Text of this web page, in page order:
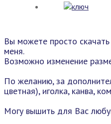
Вы можете просто
меня.
Возможно изменение
По желанию, за
цветная), иголка, канва,
Могу вышить для Вас